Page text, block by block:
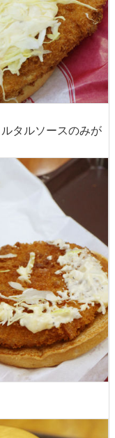
タルソースのみが